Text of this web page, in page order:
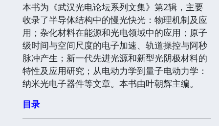
本书为《武汉光电论坛系列文集》第2辑，主要
收录了半导体结构中的慢光快光：物理机制及应
用；杂化材料在能源和光电领域中的应用；原子
级时间与空间尺度的电子加速、轨道操控与阿秒
脉冲产生；新一代先进光源和新型光阴极材料的
特性及应用研究；从电动力学到量子电动力学：
纳米光电子器件等文章。本书由叶朝辉主编。
目录